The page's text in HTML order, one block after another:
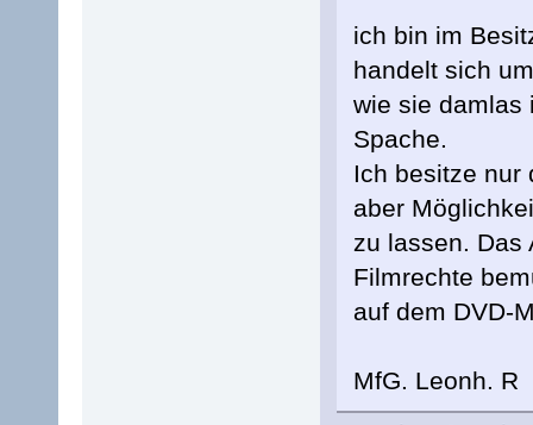
ich bin im
handelt sich
wie sie damlas
Spache.
Ich besitze nur
aber
zu lassen. Das
Filmrechte
auf dem DVD-
MfG. Leonh. R